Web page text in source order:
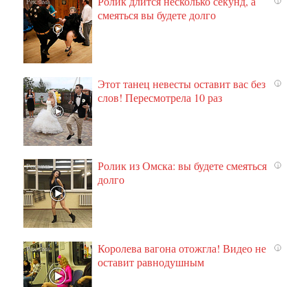
смеяться вы будете долго
i
Этот танец невесты оставит вас без
слов! Пересмотрела 10 раз
i
Ролик из Омска: вы будете смеяться
долго
i
Королева вагона отожгла! Видео не
оставит равнодушным